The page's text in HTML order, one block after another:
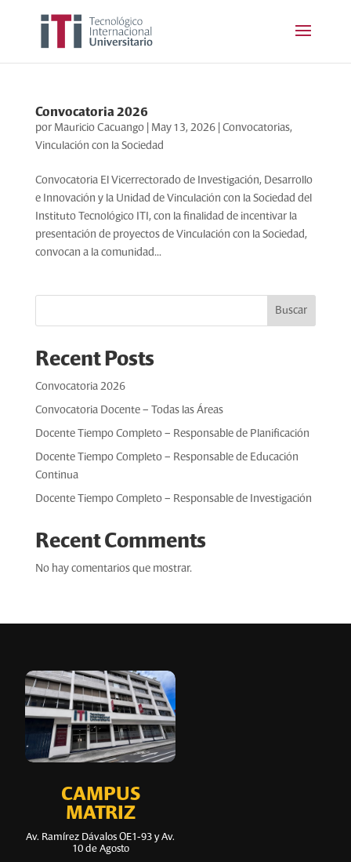
Convocatoria 2026
por Mauricio Cacuango| May 13, 2026| Convocatorias,
Vinculación con la Sociedad
Convocatoria El Vicerrectorado de Investigación, Desarrollo
e Innovación y la Unidad de Vinculación con la Sociedad del
Instituto Tecnológico ITI, con la finalidad de incentivar la
presentación de proyectos de Vinculación con la Sociedad,
convocan a la comunidad...
Buscar
Recent Posts
Convocatoria 2026
Convocatoria Docente – Todas las Áreas
Docente Tiempo Completo – Responsable de Planificación
Docente Tiempo Completo – Responsable de Educación
Continua
Docente Tiempo Completo – Responsable de Investigación
Recent Comments
No hay comentarios que mostrar.
CAMPUS
MATRIZ
Av. Ramírez Dávalos OE1-93 y Av.
10 de Agosto